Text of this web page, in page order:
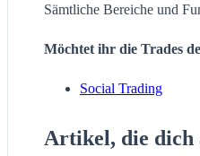
Sämtliche Bereiche und
Möchtet ihr die Trades
Social Trading
Artikel, die dich